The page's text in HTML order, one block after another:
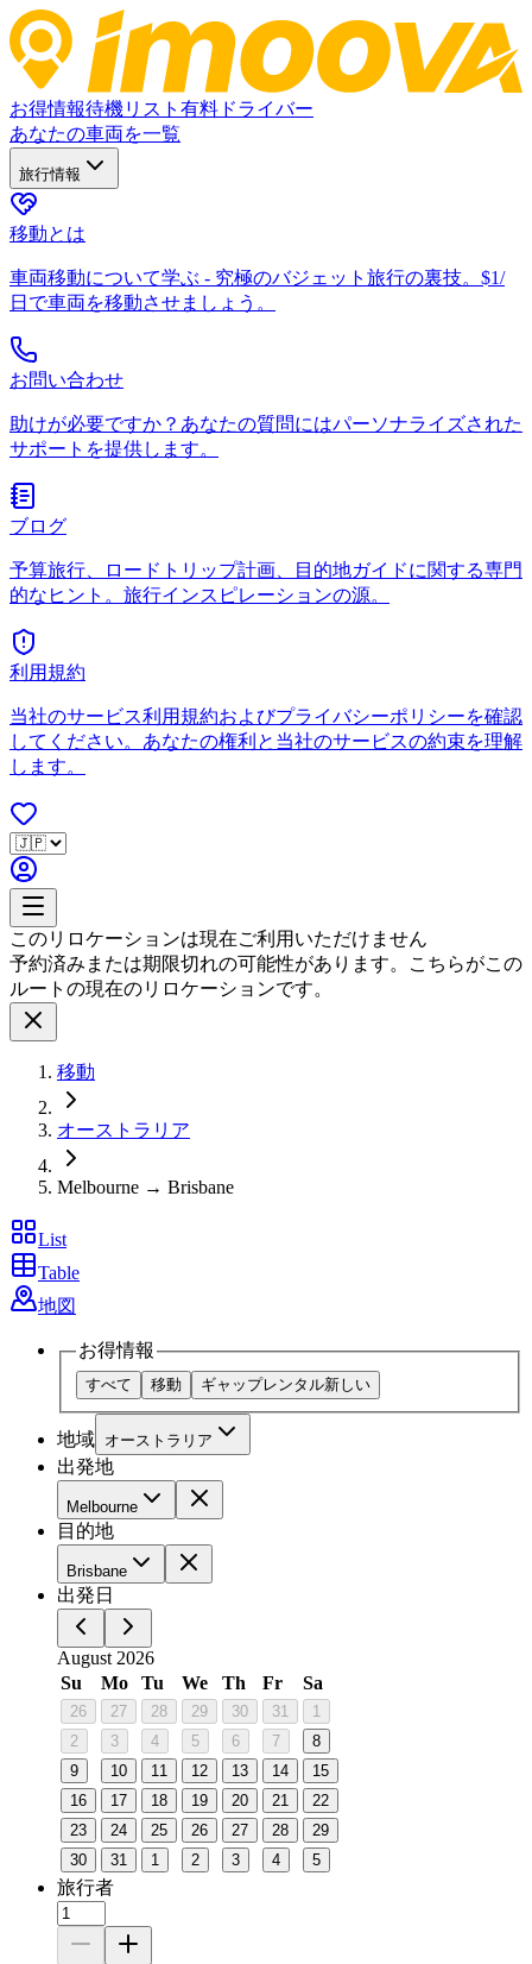
お得情報待機リスト 有料ドライバー
あなたの車両を一覧
旅行情報
移動とは
車両移動について学ぶ - 究極のバジェット旅行の裏技。$1/
日で車両を移動させましょう。
お問い合わせ
助けが必要ですか？あなたの質問にはパーソナライズされた
サポートを提供します。
ブログ
予算旅行、ロードトリップ計画、目的地ガイドに関する専門
的なヒント。旅行インスピレーションの源。
利用規約
当社のサービス利用規約およびプライバシーポリシーを確認
してください。あなたの権利と当社のサービスの約束を理解
します。
このリロケーションは現在ご利用いただけません
予約済みまたは期限切れの可能性があります。こちらがこの
ルートの現在のリロケーションです。
移動
オーストラリア
Melbourne → Brisbane
List
Table
地図
お得情報
すべて 移動 ギャップレンタル新しい
地域 オーストラリア
出発地
Melbourne
目的地
Brisbane
出発日
August 2026
Su
Mo Tu We Th Fr Sa
26 27 28 29 30 31
1
2
3 4 5 6 7
8
9
10 11 12 13 14
15
16
17 18 19 20 21
22
23
24 25 26 27 28
29
30
31 1 2 3 4 5
旅行者